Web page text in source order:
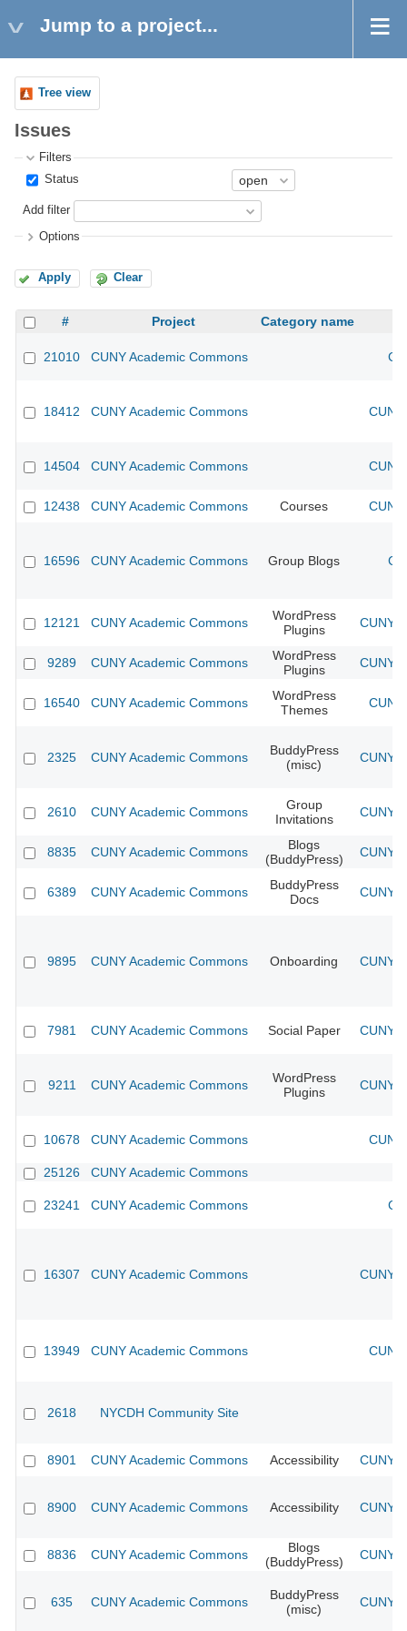
Jump to a project...
Tree view
Issues
Filters
Status
Add filter
Options
Apply Clear
# Project Category name
21010 CUNY Academic Commons
18412 CUNY Academic Commons
14504 CUNY Academic Commons
12438 CUNY Academic Commons Courses
16596 CUNY Academic Commons Group Blogs
12121 CUNY Academic Commons
WordPress
Plugins
CUNY
9289 CUNY Academic Commons
WordPress
Plugins
CUNY
16540 CUNY Academic Commons
WordPress
Themes
2325 CUNY Academic Commons
BuddyPress
(misc)
CUNY
2610 CUNY Academic Commons
Group
Invitations
CUNY
8835 CUNY Academic Commons
Blogs
(BuddyPress)
CUNY
6389 CUNY Academic Commons
BuddyPress
Docs
CUNY
9895 CUNY Academic Commons Onboarding CUNY
7981 CUNY Academic Commons Social Paper CUNY
9211 CUNY Academic Commons
WordPress
Plugins
CUNY
10678 CUNY Academic Commons
25126 CUNY Academic Commons
23241 CUNY Academic Commons
16307 CUNY Academic Commons CUNY
13949 CUNY Academic Commons
2618 NYCDH Community Site
8901 CUNY Academic Commons Accessibility CUNY
8900 CUNY Academic Commons Accessibility CUNY
8836 CUNY Academic Commons
Blogs
(BuddyPress)
CUNY
635 CUNY Academic Commons
BuddyPress
(misc)
CUNY